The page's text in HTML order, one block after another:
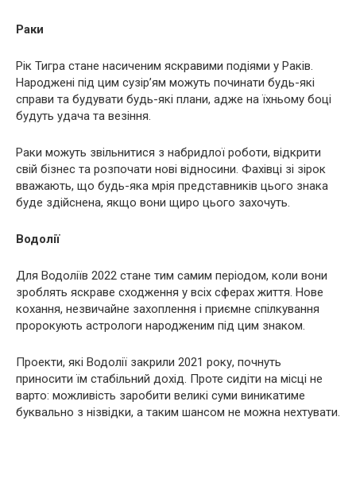
Раки
Рік Тигра стане насиченим яскравими подіями у Раків.
Народжені під цим сузір’ям можуть починати будь-які
справи та будувати будь-які плани, адже на їхньому боці
будуть удача та везіння.
Раки можуть звільнитися з набридлої роботи, відкрити
свій бізнес та розпочати нові відносини. Фахівці зі зірок
вважають, що будь-яка мрія представників цього знака
буде здійснена, якщо вони щиро цього захочуть.
Водолії
Для Водоліїв 2022 стане тим самим періодом, коли вони
зроблять яскраве сходження у всіх сферах життя. Нове
кохання, незвичайне захоплення і приємне спілкування
пророкують астрологи народженим під цим знаком.
Проекти, які Водолії закрили 2021 року, почнуть
приносити їм стабільний дохід. Проте сидіти на місці не
варто: можливість заробити великі суми виникатиме
буквально з нізвідки, а таким шансом не можна нехтувати.